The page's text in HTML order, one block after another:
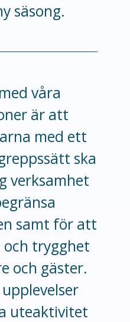
säsong.
våra
är att
med ett
ska
verksamhet
samt för att
trygghet
och gäster.
uteaktivitet